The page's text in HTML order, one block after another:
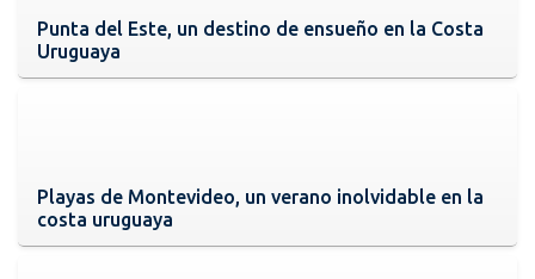
Punta del Este, un destino de ensueño en la Costa
Uruguaya
Playas de Montevideo, un verano inolvidable en la
costa uruguaya